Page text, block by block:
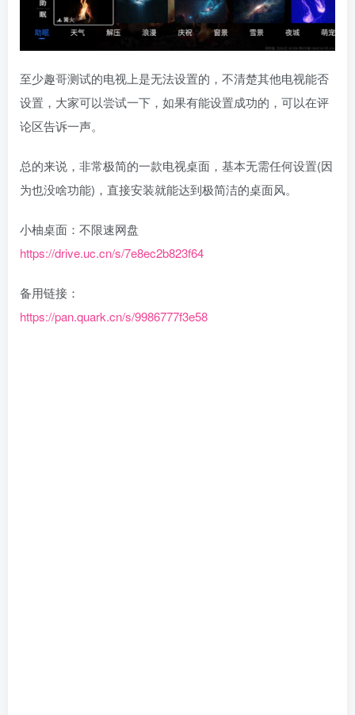
至少趣哥测试的电视上是无法设置的，不清楚其他电视能否
设置，大家可以尝试一下，如果有能设置成功的，可以在评
论区告诉一声。
总的来说，非常极简的一款电视桌面，基本无需任何设置(因
为也没啥功能)，直接安装就能达到极简洁的桌面风。
小柚桌面：不限速网盘
https://drive.uc.cn/s/7e8ec2b823f64
备用链接：
https://pan.quark.cn/s/9986777f3e58